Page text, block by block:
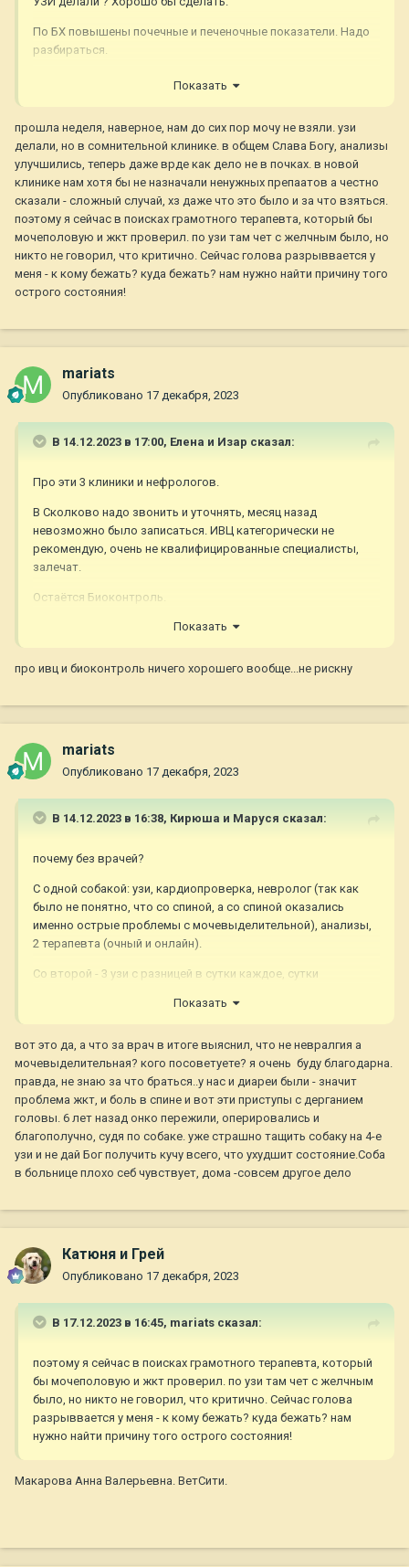
По БХ повышены почечные и печеночные показатели. Надо
разбираться.
И ещё, я думаю, собака испытывает
Анализы крови ОКА и БХ смотреть в динамике (в сравнении,
если ранее уже сдавали), знать, какие препараты собака
получала во время сдачи крови.
https://msk.vetotvet.com/nefrologiya/ посмотрите.
Показать
прошла неделя, наверное, нам до сих пор мочу не взяли. узи
делали, но в сомнительной клинике. в общем Слава Богу, анализы
улучшились, теперь даже врде как дело не в почках. в новой
клинике нам хотя бы не назначали ненужных препаатов а честно
сказали - сложный случай, хз даже что это было и за что взяться.
поэтому я сейчас в поисках грамотного терапевта, который бы
мочеполовую и жкт проверил. по узи там чет с желчным было, но
никто не говорил, что критично. Сейчас голова разрыввается у
меня - к кому бежать? куда бежать? нам нужно найти причину того
острого состояния!
mariats
Опубликовано 17 декабря, 2023
В 14.12.2023 в 17:00, Елена и Изар сказал:
Про эти 3 клиники и нефрологов.
В Сколково надо звонить и уточнять, месяц назад
невозможно было записаться. ИВЦ категорически не
рекомендую, очень не квалифицированные специалисты,
залечат.
Остаётся Биоконтроль.
Показать
про ивц и биоконтроль ничего хорошего вообще...не рискну
mariats
Опубликовано 17 декабря, 2023
В 14.12.2023 в 16:38, Кирюша и Маруся сказал:
почему без врачей?
С одной собакой: узи, кардиопроверка, невролог (так как
было не понятно, что со спиной, а со спиной оказались
именно острые проблемы с мочевыделительной), анализы,
2 терапевта (очный и онлайн).
Со второй - 3 узи с разницей в сутки каждое, сутки
подтвердилось), кардиопроверка, анализы, 3 терапевта
Анализы по обоим: БХ расширенный, ОКА, анализ мочи
клинический, тест на пирик, онкопрофиль, коагулограмма.
Кстати, у обоих была высокая температура двукратно.
Сейчас обе собаки в норме.
Показать
вот это да, а что за врач в итоге выяснил, что не невралгия а
мочевыделительная? кого посоветуете? я очень буду благодарна.
правда, не знаю за что браться..у нас и диареи были - значит
проблема жкт, и боль в спине и вот эти приступы с дерганием
головы. 6 лет назад онко пережили, оперировались и
благополучно, судя по собаке. уже страшно тащить собаку на 4-е
узи и не дай Бог получить кучу всего, что ухудшит состояние.Соба
в больнице плохо себ чувствует, дома -совсем другое дело
Катюня и Грей
Опубликовано 17 декабря, 2023
В 17.12.2023 в 16:45, mariats сказал:
поэтому я сейчас в поисках грамотного терапевта, который
бы мочеполовую и жкт проверил. по узи там чет с желчным
было, но никто не говорил, что критично. Сейчас голова
разрыввается у меня - к кому бежать? куда бежать? нам
нужно найти причину того острого состояния!
Макарова Анна Валерьевна. ВетСити.